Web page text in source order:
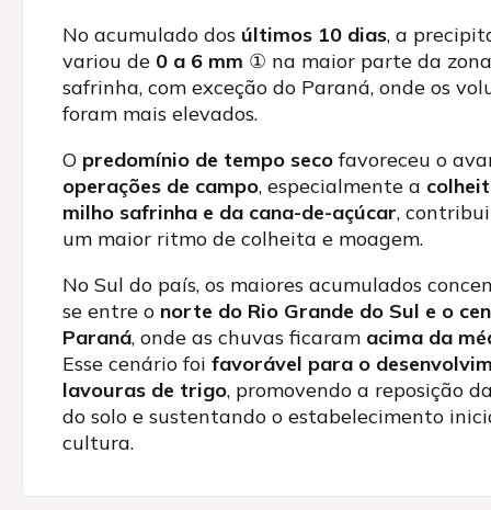
No acumulado dos últimos 10 dias, a
variou de 0 a 6 mm ① na maior parte da
safrinha, com exceção do Paraná, onde os
foram mais elevados.
O predomínio de tempo seco favoreceu o
operações de campo, especialmente a
milho safrinha e da cana-de-açúcar,
um maior ritmo de colheita e moagem.
No Sul do país, os maiores acumulados
se entre o norte do Rio Grande do Sul e o
Paraná, onde as chuvas ficaram acima da
Esse cenário foi favorável para o
lavouras de trigo, promovendo a reposição
do solo e sustentando o estabelecimento
cultura.